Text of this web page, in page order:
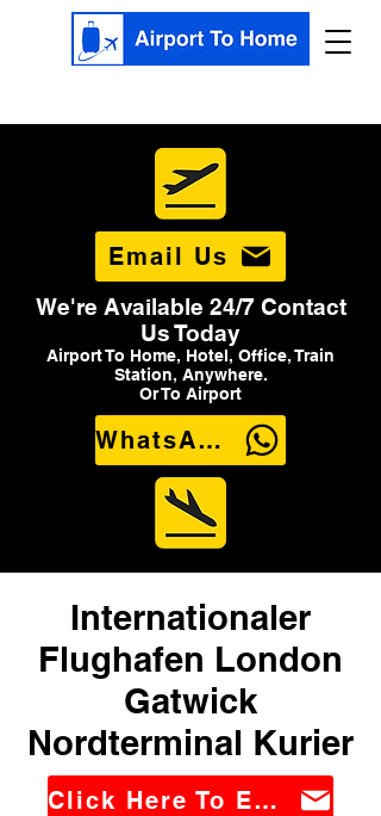
Email Us
We're Available 24/7 Contact
Us Today
Airport To Home, Hotel, Office, Train
Station, Anywhere.
Or To Airport
WhatsApp Us
Internationaler
Flughafen London
Gatwick
Nordterminal Kurier
Click Here To Email Us